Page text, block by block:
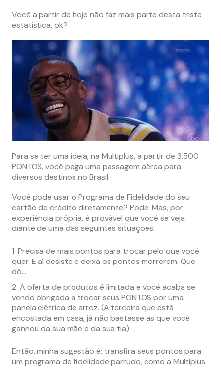
Você a partir de hoje não faz mais parte desta triste
estatística, ok?
Para se ter uma ideia, na Multiplus, a partir de 3.500
PONTOS, você pega uma passagem aérea para
diversos destinos no Brasil.
Você pode usar o Programa de Fidelidade do seu
cartão de crédito diretamente? Pode. Mas, por
experiência própria, é provável que você se veja
diante de uma das seguintes situações:
Precisa de mais pontos para trocar pelo que você
quer. E aí desiste e deixa os pontos morrerem. Que
dó…
A oferta de produtos é limitada e você acaba se
vendo obrigada a trocar seus PONTOS por uma
panela elétrica de arroz. (A terceira que está
encostada em casa, já não bastasse as que você
ganhou da sua mãe e da sua tia).
Então, minha sugestão é: transfira seus pontos para
um programa de fidelidade parrudo, como a Multiplus.